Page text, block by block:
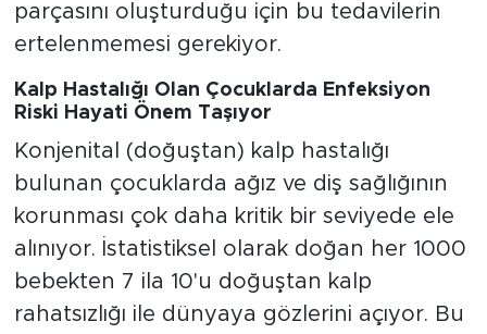
parçasını oluşturduğu için bu tedavilerin
ertelenmemesi gerekiyor.
Kalp Hastalığı Olan Çocuklarda Enfeksiyon
Riski Hayati Önem Taşıyor
Konjenital (doğuştan) kalp hastalığı
bulunan çocuklarda ağız ve diş sağlığının
korunması çok daha kritik bir seviyede ele
alınıyor. İstatistiksel olarak doğan her 1000
bebekten 7 ila 10'u doğuştan kalp
rahatsızlığı ile dünyaya gözlerini açıyor. Bu